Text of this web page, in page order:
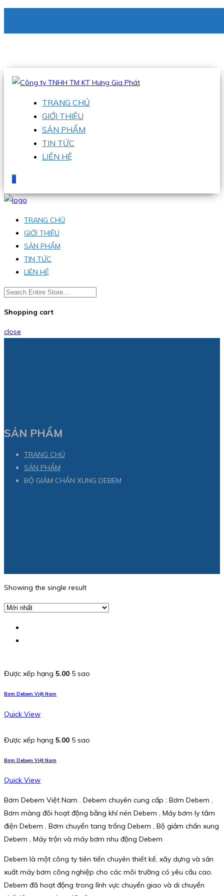
Hotline:0938 336 079
TRANG CHỦ
GIỚI THIỆU
SẢN PHẨM
TIN TỨC
LIÊN HỆ
0
TRANG CHỦ
GIỚI THIỆU
SẢN PHẨM
TIN TỨC
LIÊN HỆ
Shopping cart
close
SẢN PHẨM
TRANG CHỦ
SẢN PHẨM
BỘ GIẢM CHẤN XUNG DEBEM
Showing the single result
Được xếp hạng 5.00 5 sao
Bơm Debem Việt Nam
Quick View
Được xếp hạng 5.00 5 sao
Bơm Debem Việt Nam
Quick View
Bơm Debem Việt Nam . Debem chuyên cung cấp : Bơm Debem ,
Bơm màng đôi hoạt động bằng khí nén Debem , Máy bơm ly tâm
điện Debem , Bơm chuyển tang trống Debem , Bộ giảm chấn xung
Debem , Máy trộn và máy bơm nhu động Debem
Debem là một công ty tiên tiến chuyên thiết kế, xây dựng và sản
xuất máy bơm công nghiệp cho các môi trường có yêu cầu cao.
Debem đã hoạt động trong lĩnh vực chuyển giao và di chuyển